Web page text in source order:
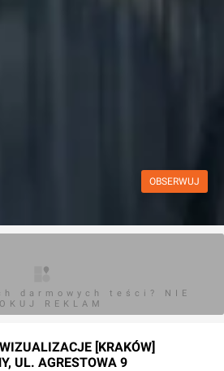
OBSERWUJ
darmowych teści? NIE
REKLAM
[KRAKÓW]
UL. AGRESTOWA 9